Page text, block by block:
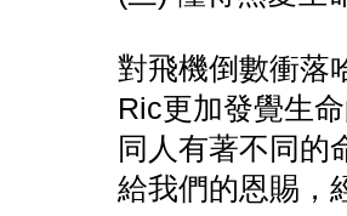
對飛機倒數衝
Ric更加發覺生
同人有著不同的
給我們的恩賜，